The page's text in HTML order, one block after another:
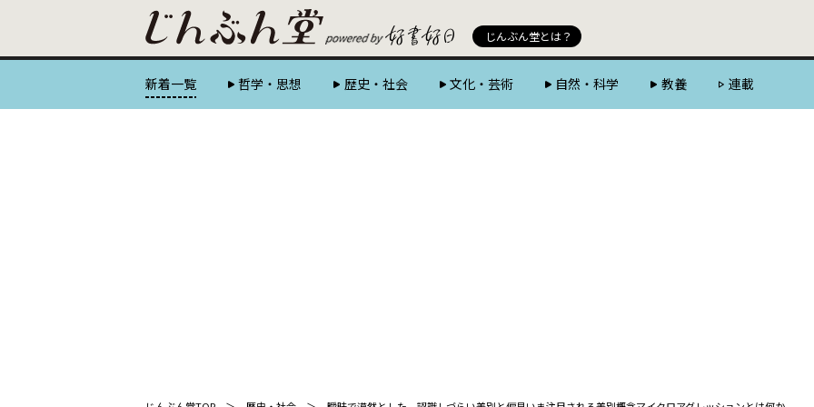
じんぶん堂とは？
新着一覧 哲学・思想 歴史・社会 文化・芸術 自然・科学 教養 連載